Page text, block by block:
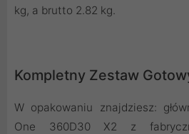
kg, a brutto 2.82 kg.
Kompletny Zestaw
W opakowaniu znajdziesz:
One 360D30 X2 z